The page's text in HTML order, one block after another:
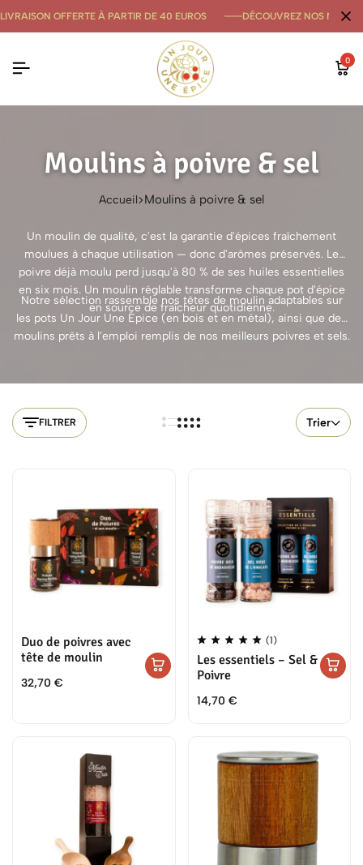
LIVRAISON OFFERTE À PARTIR DE 40 EUROS DÉCOUVREZ NOS
0
Moulins à poivre & sel
Accueil Moulins à poivre & sel
Un moulin de qualité, c'est la garantie d'épices fraîchement
moulues à chaque utilisation — donc d'arômes préservés. Le
poivre déjà moulu perd jusqu'à 80 % de ses huiles essentielles
en six mois. Un moulin réglable transforme chaque pot d'épice
en source de fraîcheur quotidienne.
Notre sélection rassemble nos têtes de moulin adaptables sur
les pots Un Jour Une Épice (en bois et en métal), ainsi que des
moulins prêts à l'emploi remplis de nos meilleurs poivres et sels.
FILTRER Trier
Duo de poivres avec
tête de moulin
32,70 €
(1)
Les essentiels – Sel &
Poivre
14,70 €